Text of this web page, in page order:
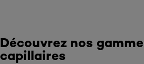
Découvrez nos
capillaires